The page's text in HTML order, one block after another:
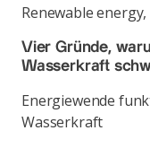
Renewable energy,
Vier Gründe,
Wasserkraft
Energiewende
Wasserkraft